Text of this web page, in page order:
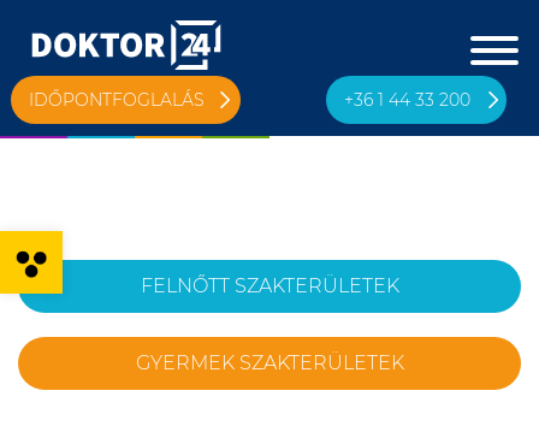
Eszköztár megnyitása
IDŐPONTFOGLALÁS +36 1 44 33 200
FELNŐTT SZAKTERÜLETEK
GYERMEK SZAKTERÜLETEK